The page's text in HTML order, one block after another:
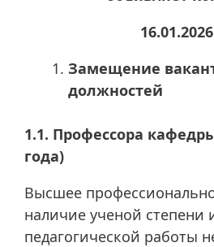
Замещение
должностей
1.1. Профессора
года)
Высшее
наличие ученой степени
педагогической работы